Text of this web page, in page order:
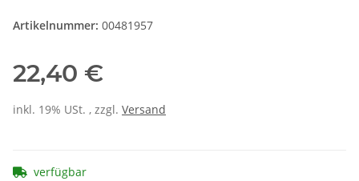
Artikelnummer: 00481957
22,40 €
inkl. 19% USt. , zzgl. Versand
verfügbar